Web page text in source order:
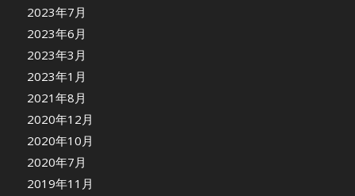
2023年7月
2023年6月
2023年3月
2023年1月
2021年8月
2020年12月
2020年10月
2020年7月
2019年11月